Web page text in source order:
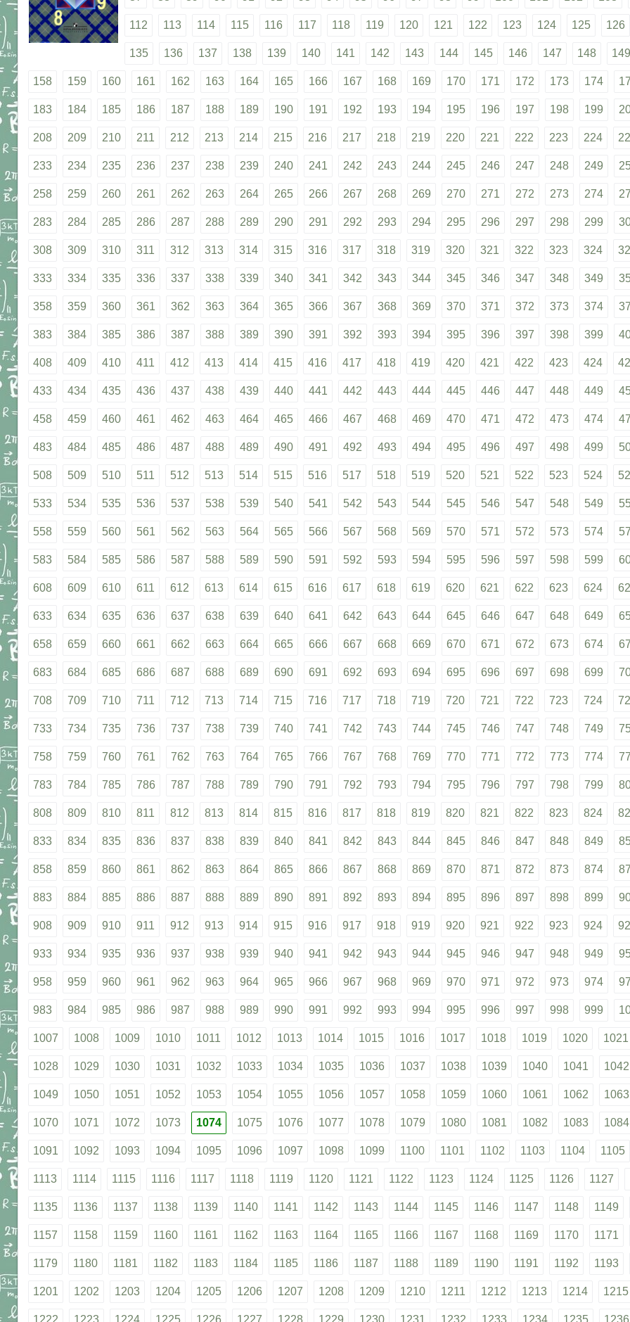
112 113 114 115 116 117 118 119 120 121 122 123 124 125 126
135 136 137 138 139 140 141 142 143 144 145 146 147 148 149
158 159 160 161 162 163 164 165 166 167 168 169 170 171 172 173 174
183 184 185 186 187 188 189 190 191 192 193 194 195 196 197 198 199
208 209 210 211 212 213 214 215 216 217 218 219 220 221 222 223 224
233 234 235 236 237 238 239 240 241 242 243 244 245 246 247 248 249
258 259 260 261 262 263 264 265 266 267 268 269 270 271 272 273 274
283 284 285 286 287 288 289 290 291 292 293 294 295 296 297 298 299
308 309 310 311 312 313 314 315 316 317 318 319 320 321 322 323 324
333 334 335 336 337 338 339 340 341 342 343 344 345 346 347 348 349
358 359 360 361 362 363 364 365 366 367 368 369 370 371 372 373 374
383 384 385 386 387 388 389 390 391 392 393 394 395 396 397 398 399
408 409 410 411 412 413 414 415 416 417 418 419 420 421 422 423 424
433 434 435 436 437 438 439 440 441 442 443 444 445 446 447 448 449
458 459 460 461 462 463 464 465 466 467 468 469 470 471 472 473 474
483 484 485 486 487 488 489 490 491 492 493 494 495 496 497 498 499
508 509 510 511 512 513 514 515 516 517 518 519 520 521 522 523 524
533 534 535 536 537 538 539 540 541 542 543 544 545 546 547 548 549
558 559 560 561 562 563 564 565 566 567 568 569 570 571 572 573 574
583 584 585 586 587 588 589 590 591 592 593 594 595 596 597 598 599
608 609 610 611 612 613 614 615 616 617 618 619 620 621 622 623 624
633 634 635 636 637 638 639 640 641 642 643 644 645 646 647 648 649
658 659 660 661 662 663 664 665 666 667 668 669 670 671 672 673 674
683 684 685 686 687 688 689 690 691 692 693 694 695 696 697 698 699
708 709 710 711 712 713 714 715 716 717 718 719 720 721 722 723 724
733 734 735 736 737 738 739 740 741 742 743 744 745 746 747 748 749
758 759 760 761 762 763 764 765 766 767 768 769 770 771 772 773 774
783 784 785 786 787 788 789 790 791 792 793 794 795 796 797 798 799
808 809 810 811 812 813 814 815 816 817 818 819 820 821 822 823 824
833 834 835 836 837 838 839 840 841 842 843 844 845 846 847 848 849
858 859 860 861 862 863 864 865 866 867 868 869 870 871 872 873 874
883 884 885 886 887 888 889 890 891 892 893 894 895 896 897 898 899
908 909 910 911 912 913 914 915 916 917 918 919 920 921 922 923 924
933 934 935 936 937 938 939 940 941 942 943 944 945 946 947 948 949
958 959 960 961 962 963 964 965 966 967 968 969 970 971 972 973 974
983 984 985 986 987 988 989 990 991 992 993 994 995 996 997 998 999
1007 1008 1009 1010 1011 1012 1013 1014 1015 1016 1017 1018 1019 1020 1021
1028 1029 1030 1031 1032 1033 1034 1035 1036 1037 1038 1039 1040 1041 1042
1049 1050 1051 1052 1053 1054 1055 1056 1057 1058 1059 1060 1061 1062 1063
1070 1071 1072 1073 1074 1075 1076 1077 1078 1079 1080 1081 1082 1083 1084
1091 1092 1093 1094 1095 1096 1097 1098 1099 1100 1101 1102 1103 1104 1105
1113 1114 1115 1116 1117 1118 1119 1120 1121 1122 1123 1124 1125 1126 1127
1135 1136 1137 1138 1139 1140 1141 1142 1143 1144 1145 1146 1147 1148 1149
1157 1158 1159 1160 1161 1162 1163 1164 1165 1166 1167 1168 1169 1170 1171
1179 1180 1181 1182 1183 1184 1185 1186 1187 1188 1189 1190 1191 1192 1193
1201 1202 1203 1204 1205 1206 1207 1208 1209 1210 1211 1212 1213 1214 1215
1222 1223 1224 1225 1226 1227 1228 1229 1230 1231 1232 1233 1234 1235 1236